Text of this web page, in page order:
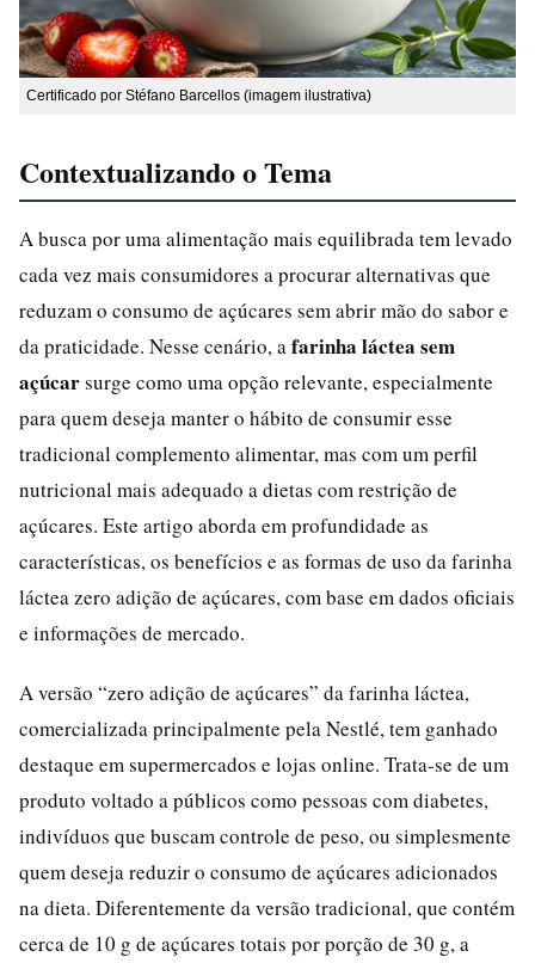
Certificado por Stéfano Barcellos (imagem ilustrativa)
Contextualizando o Tema
A busca por uma alimentação mais equilibrada tem levado
cada vez mais consumidores a procurar alternativas que
reduzam o consumo de açúcares sem abrir mão do sabor e
da praticidade. Nesse cenário, a farinha láctea sem
açúcarsurge como uma opção relevante, especialmente
para quem deseja manter o hábito de consumir esse
tradicional complemento alimentar, mas com um perfil
nutricional mais adequado a dietas com restrição de
açúcares. Este artigo aborda em profundidade as
características, os benefícios e as formas de uso da farinha
láctea zero adição de açúcares, com base em dados oficiais
e informações de mercado.
A versão “zero adição de açúcares” da farinha láctea,
comercializada principalmente pela Nestlé, tem ganhado
destaque em supermercados e lojas online. Trata-se de um
produto voltado a públicos como pessoas com diabetes,
indivíduos que buscam controle de peso, ou simplesmente
quem deseja reduzir o consumo de açúcares adicionados
na dieta. Diferentemente da versão tradicional, que contém
cerca de 10 g de açúcares totais por porção de 30 g, a